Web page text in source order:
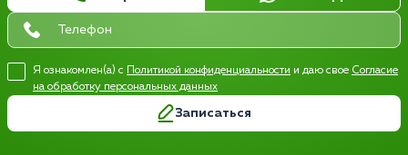
Я ознакомлен(а) с Политикой конфиденциальности и даю свое Согласие
на обработку персональных данных
Записаться